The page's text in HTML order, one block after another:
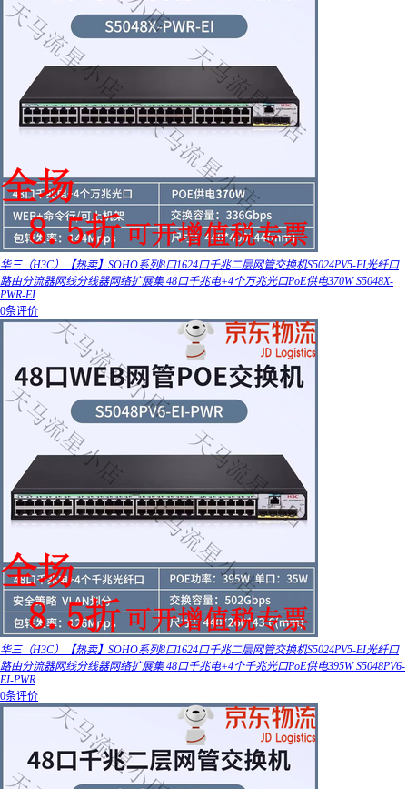
华三（H3C）【热卖】SOHO系列8口1624口千兆二层网管交换机S5024PV5-EI光纤口
路由分流器网线分线器网络扩展集 48口千兆电+4个万兆光口PoE供电370W S5048X-
PWR-EI
0条评价
华三（H3C）【热卖】SOHO系列8口1624口千兆二层网管交换机S5024PV5-EI光纤口
路由分流器网线分线器网络扩展集 48口千兆电+4个千兆光口PoE供电395W S5048PV6-
EI-PWR
0条评价